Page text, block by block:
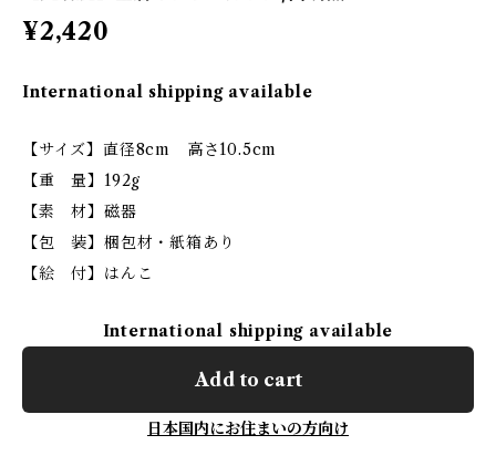
¥2,420
International shipping available
【サイズ】直径8cm 高さ10.5cm
【重 量】192g
【素 材】磁器
【包 装】梱包材・紙箱あり
【絵 付】はんこ
International shipping available
Add to cart
日本国内にお住まいの方向け